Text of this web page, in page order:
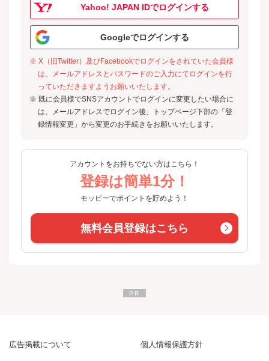
Yahoo! JAPAN IDでログインする
Googleでログインする
※ X（旧Twitter）及びFacebookでログインをされていた会員様
は、メールアドレスとパスワードのご入力にてログインを行
っていただきますようお願いいたします。
※ 既に会員様でSNSアカウントでログインに変更したい場合に
は、メールアドレスでログイン後、トップページ下部の「登
録情報変更」から変更のお手続きをお願いいたします。
アカウントをお持ちでない方はこちら！
登録は簡単1分！
モッピーでポイントを貯めよう！
無料会員登録はこちら
広告掲載について 個人情報保護方針